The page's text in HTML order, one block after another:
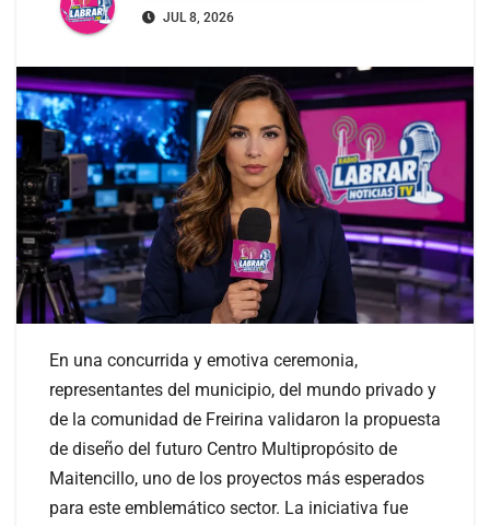
JUL 8, 2026
En una concurrida y emotiva ceremonia,
representantes del municipio, del mundo privado y
de la comunidad de Freirina validaron la propuesta
de diseño del futuro Centro Multipropósito de
Maitencillo, uno de los proyectos más esperados
para este emblemático sector. La iniciativa fue